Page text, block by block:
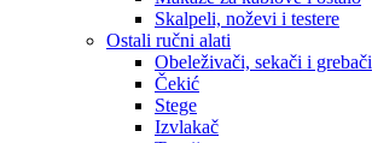
Skalpeli, noževi i testere
Ostali ručni alati
Obeleživači, sekači i grebači
Čekić
Stege
Izvlakač